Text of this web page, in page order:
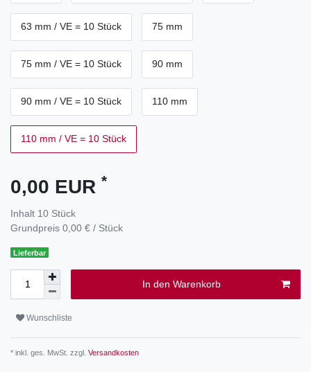
63 mm / VE = 10 Stück 75 mm
75 mm / VE = 10 Stück 90 mm
90 mm / VE = 10 Stück 110 mm
110 mm / VE = 10 Stück
0,00 EUR *
Inhalt 10 Stück
Grundpreis 0,00 € / Stück
Lieferbar
In den Warenkorb
Wunschliste
* inkl. ges. MwSt. zzgl. Versandkosten